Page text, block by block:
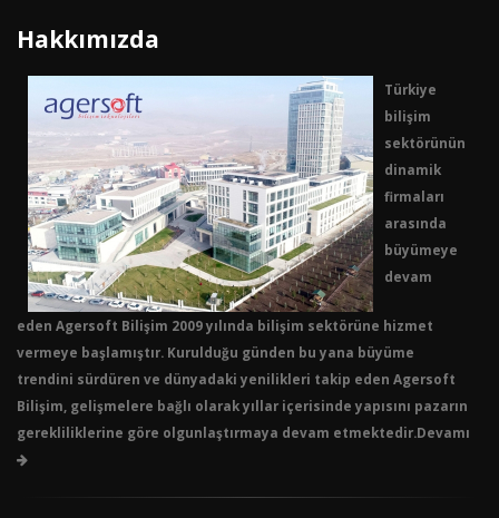
Hakkımızda
Türkiye
bilişim
sektörünün
dinamik
firmaları
arasında
büyümeye
devam
eden Agersoft Bilişim 2009 yılında bilişim sektörüne hizmet
vermeye başlamıştır. Kurulduğu günden bu yana büyüme
trendini sürdüren ve dünyadaki yenilikleri takip eden Agersoft
Bilişim, gelişmelere bağlı olarak yıllar içerisinde yapısını pazarın
gerekliliklerine göre olgunlaştırmaya devam etmektedir.Devamı